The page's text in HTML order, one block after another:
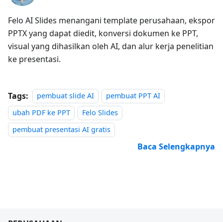
Felo AI Slides menangani template perusahaan, ekspor
PPTX yang dapat diedit, konversi dokumen ke PPT,
visual yang dihasilkan oleh AI, dan alur kerja penelitian
ke presentasi.
Tags: pembuat slide AI
pembuat PPT AI
ubah PDF ke PPT
Felo Slides
pembuat presentasi AI gratis
Baca Selengkapnya